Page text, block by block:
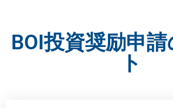
BOI投資奨励申
ト